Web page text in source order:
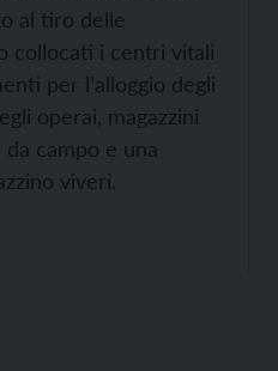
al tiro delle
collocati i centri vitali
per l’alloggio degli
operai, magazzini
campo e una
viveri.